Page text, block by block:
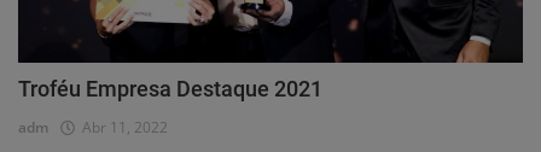
Troféu Empresa Destaque 2021
adm Abr 11, 2022